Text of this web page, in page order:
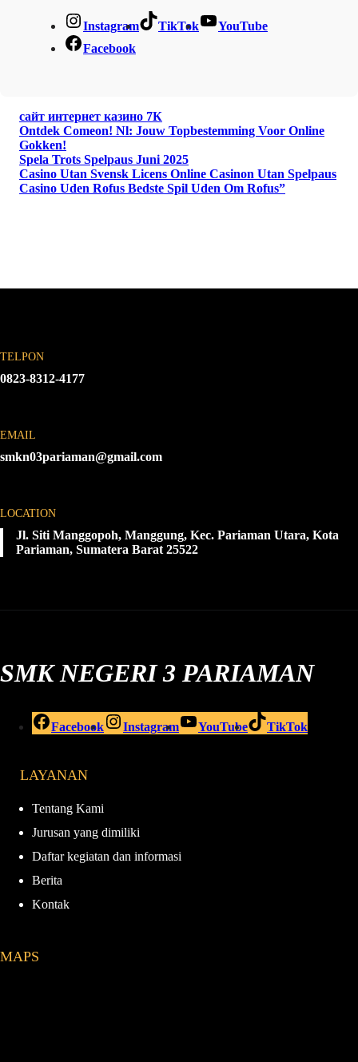
Instagram TikTok
YouTube
Facebook
сайт интернет казино 7К
Ontdek Comeon! Nl: Jouw Topbestemming Voor Online
Gokken!
Spela Trots Spelpaus Juni 2025
Casino Utan Svensk Licens Online Casinon Utan Spelpaus
Casino Uden Rofus Bedste Spil Uden Om Rofus”
TELPON
0823-8312-4177
EMAIL
smkn03pariaman@gmail.com
LOCATION
Jl. Siti Manggopoh, Manggung, Kec. Pariaman Utara, Kota
Pariaman, Sumatera Barat 25522
SMK NEGERI 3 PARIAMAN
Facebook Instagram YouTube TikTok
LAYANAN
Tentang Kami
Jurusan yang dimiliki
Daftar kegiatan dan informasi
Berita
Kontak
MAPS